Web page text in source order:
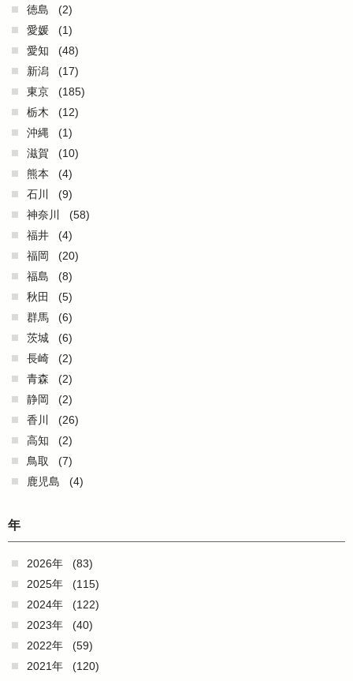
徳島
(2)
愛媛
(1)
愛知
(48)
新潟
(17)
東京
(185)
栃木
(12)
沖縄
(1)
滋賀
(10)
熊本
(4)
石川
(9)
神奈川
(58)
福井
(4)
福岡
(20)
福島
(8)
秋田
(5)
群馬
(6)
茨城
(6)
長崎
(2)
青森
(2)
静岡
(2)
香川
(26)
高知
(2)
鳥取
(7)
鹿児島
(4)
年
2026年
(83)
2025年
(115)
2024年
(122)
2023年
(40)
2022年
(59)
2021年
(120)